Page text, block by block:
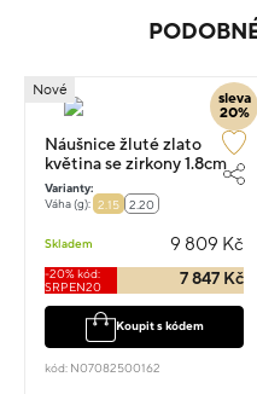
sleva
20%
Nové
Náušnice žluté zlato
květina se zirkony 1.8cm
2.15g
Varianty:
Váha (g): 2.15 2.20
Skladem 9 809 Kč
-20% kód:
SRPEN20
7 847 Kč
Koupit s kódem
kód: N07082500162